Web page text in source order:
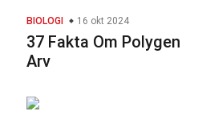
BIOLOGI 16 okt 2024
37 Fakta Om Polygen
Arv